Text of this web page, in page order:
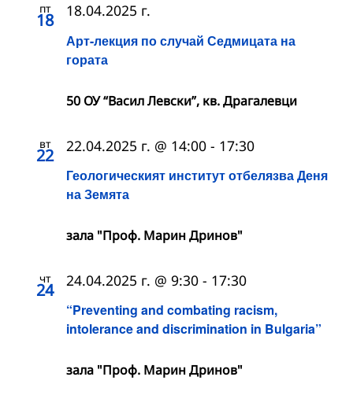
пт
18
Арт-лекция по случай Седмицата на
гората
18.04.2025 г.
50 ОУ “Васил Левски”, кв. Драгалевци
вт
22
Геологическият институт отбелязва Деня
на Земята
22.04.2025 г. @ 14:00 - 17:30
зала "Проф. Марин Дринов"
чт
24
“Preventing and combating racism,
intolerance and discrimination in Bulgaria”
24.04.2025 г. @ 9:30 - 17:30
зала "Проф. Марин Дринов"